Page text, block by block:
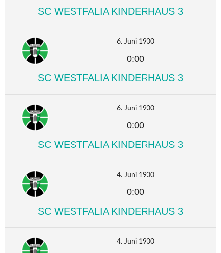
SC WESTFALIA KINDERHAUS 3
6. Juni 1900
0:00
SC WESTFALIA KINDERHAUS 3
6. Juni 1900
0:00
SC WESTFALIA KINDERHAUS 3
4. Juni 1900
0:00
SC WESTFALIA KINDERHAUS 3
4. Juni 1900